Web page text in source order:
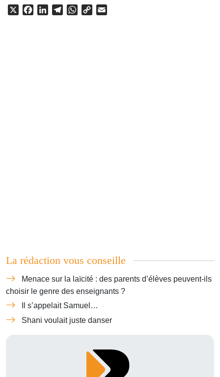
X FacebookLinkedInTelegramWhatsApp
Copy
La rédaction vous conseille
Menace sur la laïcité : des parents d’élèves peuvent-ils
choisir le genre des enseignants ?
Il s’appelait Samuel…
Shani voulait juste danser